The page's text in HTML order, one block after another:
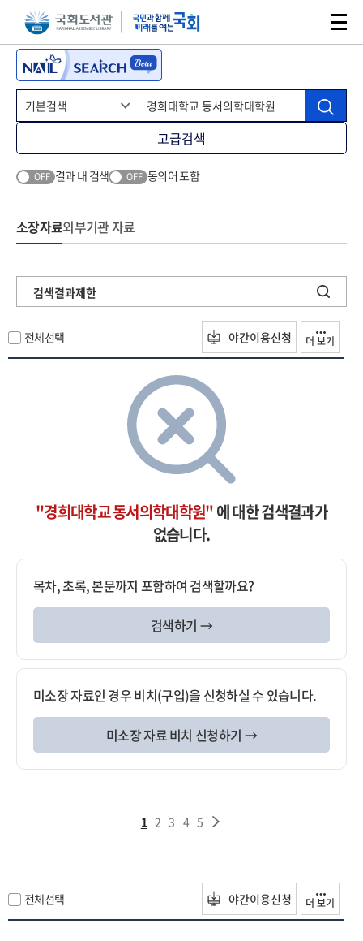
본문 바로가기주메뉴 바로가기
고급검색
OFF 결과 내 검색 OFF 동의어 포함
소장자료외부기관 자료
검색결과제한
전체선택 야간이용신청 더 보기
"경희대학교 동서의학대학원"에 대한 검색결과가
없습니다.
목차, 초록, 본문까지 포함하여 검색할까요?
검색하기 →
미소장 자료인 경우 비치(구입)을 신청하실 수 있습니다.
미소장 자료 비치 신청하기 →
1 2 3 4 5
전체선택 야간이용신청 더 보기